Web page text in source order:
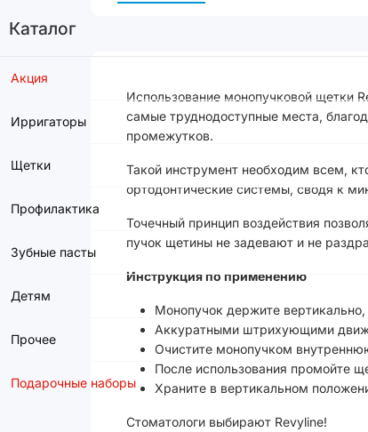
Каталог
Акция
Ирригаторы
Щетки
Профилактика
Зубные пасты
Детям
Прочее
Подарочные наборы
Использование монопучковой щетки
самые труднодоступные места,
промежутков.
Такой инструмент необходим всем,
ортодонтические системы, сводя к
Точечный принцип воздействия
пучок щетины не задевают и не
Инструкция по применению
Монопучок держите
Аккуратными штрихующими
Очистите монопучком
После использования промойте
Храните в вертикальном
Стоматологи выбирают Revyline!